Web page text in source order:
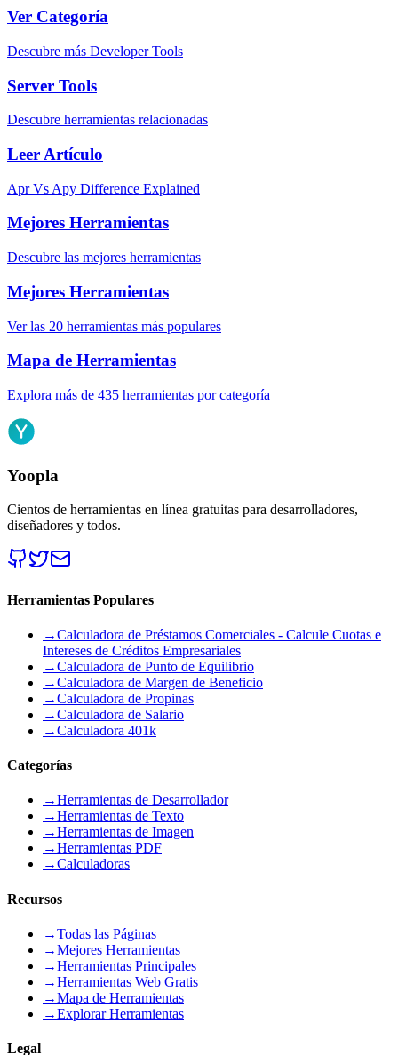
Ver Categoría
Descubre más Developer Tools
Server Tools
Descubre herramientas relacionadas
Leer Artículo
Apr Vs Apy Difference Explained
Mejores Herramientas
Descubre las mejores herramientas
Mejores Herramientas
Ver las 20 herramientas más populares
Mapa de Herramientas
Explora más de 435 herramientas por categoría
Yoopla
Cientos de herramientas en línea gratuitas para desarrolladores,
diseñadores y todos.
Herramientas Populares
→Calculadora de Préstamos Comerciales - Calcule Cuotas e
Intereses de Créditos Empresariales
→Calculadora de Punto de Equilibrio
→Calculadora de Margen de Beneficio
→Calculadora de Propinas
→Calculadora de Salario
→Calculadora 401k
Categorías
→Herramientas de Desarrollador
→Herramientas de Texto
→Herramientas de Imagen
→Herramientas PDF
→Calculadoras
Recursos
→Todas las Páginas
→Mejores Herramientas
→Herramientas Principales
→Herramientas Web Gratis
→Mapa de Herramientas
→Explorar Herramientas
Legal